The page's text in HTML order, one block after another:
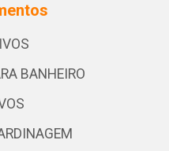
BANHEIRO